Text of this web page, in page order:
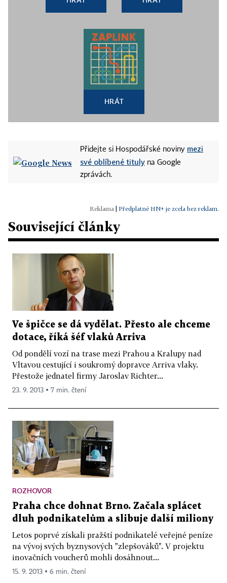
HRÁT
Přidejte si Hospodářské noviny mezi
své oblíbené tituly na Google
zprávách.
Předplatné HN+ je zcela bez reklam.
Související články
Ve špičce se dá vydělat. Přesto ale chceme
dotace, říká šéf vlaků Arriva
Od pondělí vozí na trase mezi Prahou a Kralupy nad
Vltavou cestující i soukromý dopravce Arriva vlaky.
Přestože jednatel firmy Jaroslav Richter...
23. 9. 2013 ▪ 7 min. čtení
ROZHOVOR
Praha chce dohnat Brno. Začala splácet
dluh podnikatelům a slibuje další miliony
Letos poprvé získali pražští podnikatelé veřejné peníze
na vývoj svých byznysových "zlepšováků". V projektu
inovačních voucherů mohli dosáhnout...
15. 9. 2013 ▪ 6 min. čtení